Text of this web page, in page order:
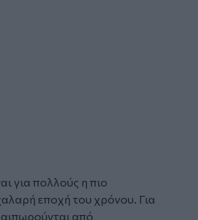
για πολλούς η πιο
εποχή του χρόνου. Για
από